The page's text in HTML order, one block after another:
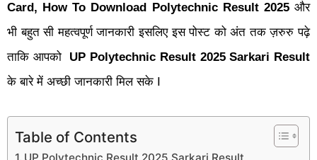
Card, How To Download Polytechnic Result 2025और
भी बहुत सी महत्वपूर्ण जानकारी इसलिए इस पोस्ट को अंत तक ज़रुरु पढ़े
ताकि आपको UP Polytechnic Result 2025 Sarkari Result
के बारे में अच्छी जानकारी मिल सके I
Table of Contents